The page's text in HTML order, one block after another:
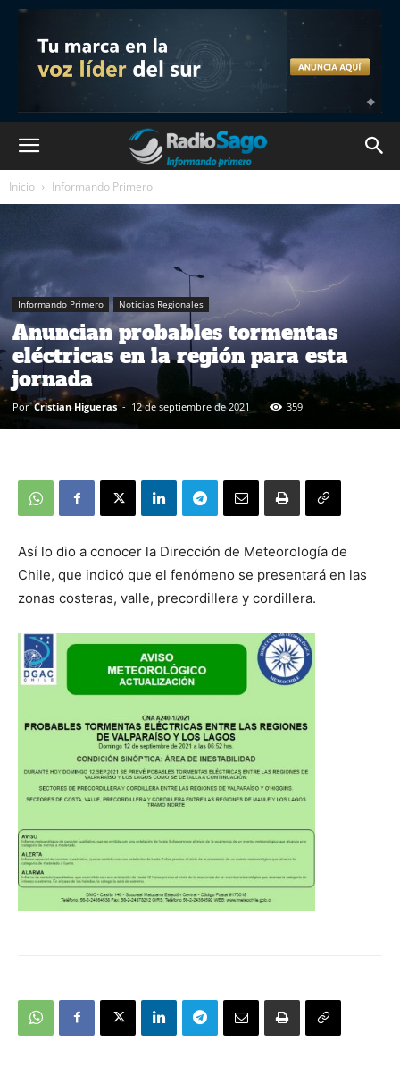
Inicio Informando Primero
Informando Primero Noticias Regionales
Anuncian probables tormentas
eléctricas en la región para esta
jornada
Por Cristian Higueras - 12 de septiembre de 2021 359
Así lo dio a conocer la Dirección de Meteorología de
Chile, que indicó que el fenómeno se presentará en las
zonas costeras, valle, precordillera y cordillera.